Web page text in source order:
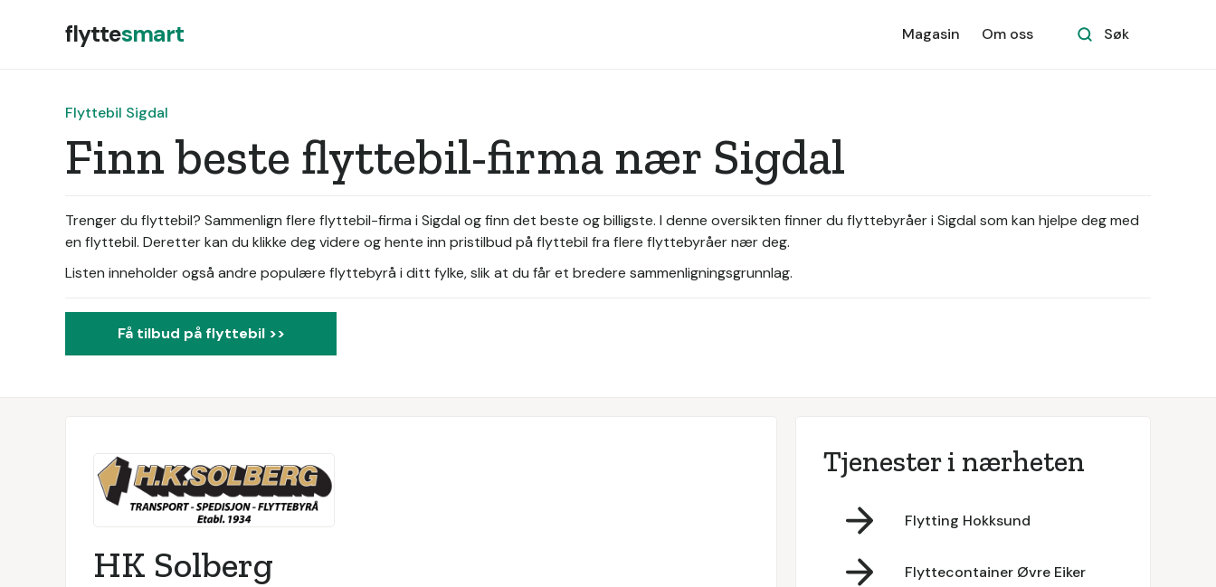
flyttesmart Magasin Om oss Søk
Flyttebil Sigdal
Finn beste flyttebil-firma nær Sigdal
Trenger du flyttebil? Sammenlign flere flyttebil-firma i Sigdal og finn det beste og billigste. I denne oversikten finner du flyttebyråer i Sigdal som kan hjelpe deg med
en flyttebil. Deretter kan du klikke deg videre og hente inn pristilbud på flyttebil fra flere flyttebyråer nær deg.
Listen inneholder også andre populære flyttebyrå i ditt fylke, slik at du får et bredere sammenligningsgrunnlag.
Få tilbud på flyttebil >>
HK Solberg
Tjenester i nærheten
Flytting Hokksund
Flyttecontainer Øvre Eiker